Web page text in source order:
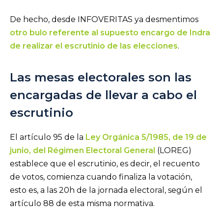
De hecho, desde INFOVERITAS ya desmentimos
otro bulo referente al supuesto encargo de Indra
de realizar el escrutinio de las elecciones.
Las mesas electorales son las
encargadas de llevar a cabo el
escrutinio
El artículo 95 de la Ley Orgánica 5/1985, de 19 de
junio, del Régimen Electoral General (LOREG)
establece que el escrutinio, es decir, el recuento
de votos, comienza cuando finaliza la votación,
esto es, a las 20h de la jornada electoral, según el
artículo 88 de esta misma normativa.